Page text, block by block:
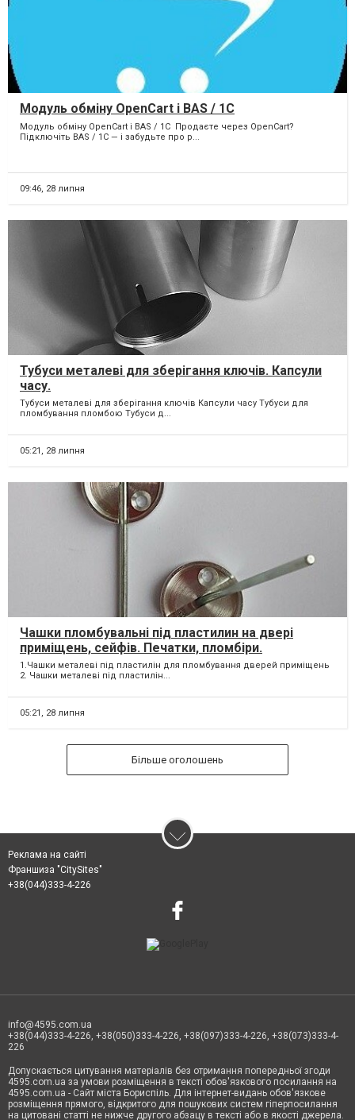
Модуль обміну OpenCart і BAS / 1С
Модуль обміну OpenCart і BAS / 1С ️ Продаєте через OpenCart?
Підключіть BAS / 1С — і забудьте про р...
09:46, 28 липня
Тубуси металеві для зберігання ключів. Капсули
часу.
Тубуси металеві для зберігання ключів Капсули часу Тубуси для
пломбування пломбою Тубуси д...
05:21, 28 липня
Чашки пломбувальні під пластилин на двері
приміщень, сейфів. Печатки, пломбіри.
1.Чашки металеві під пластилін для пломбування дверей приміщень
2. Чашки металеві під пластилін...
05:21, 28 липня
Більше оголошень
Реклама на сайті
Франшиза "CitySites"
+38(044)333-4-226
info@4595.com.ua
+38(044)333-4-226, +38(050)333-4-226, +38(097)333-4-226, +38(073)333-4-
226
Допускається цитування матеріалів без отримання попередньої згоди
4595.com.ua за умови розміщення в тексті обов'язкового посилання на
4595.com.ua - Сайт міста Бориспіль. Для інтернет-видань обов'язкове
розміщення прямого, відкритого для пошукових систем гіперпосилання
на цитовані статті не нижче другого абзацу в тексті або в якості джерела.